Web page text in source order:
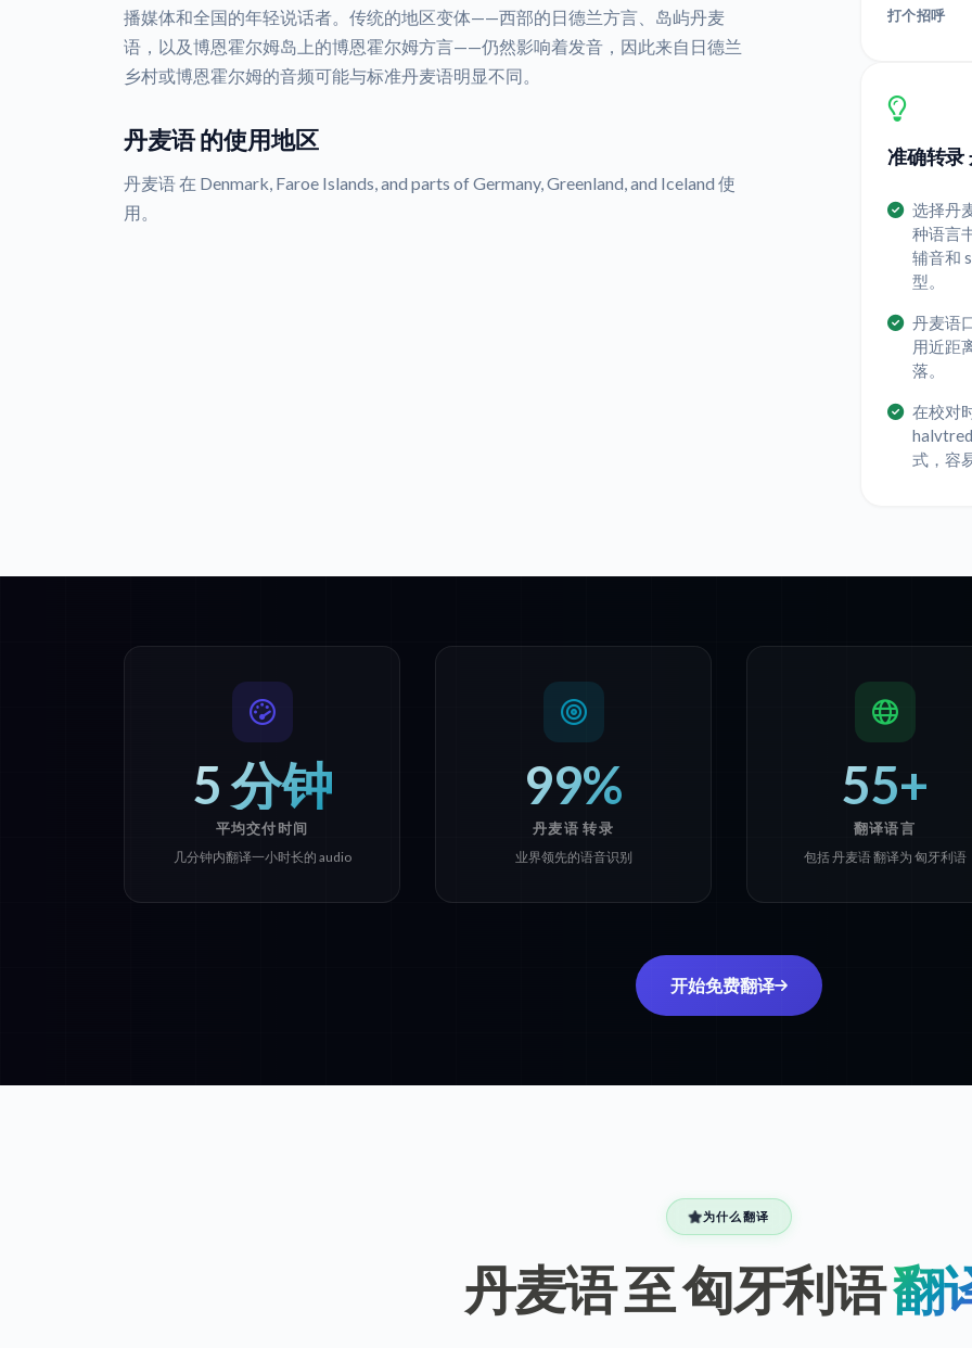
播媒体和全国的年轻说话者。传统的地区变体——西部的日德兰方言、岛屿丹麦
语，以及博恩霍尔姆岛上的博恩霍尔姆方言——仍然影响着发音，因此来自日德兰
乡村或博恩霍尔姆的音频可能与标准丹麦语明显不同。
丹麦语 的使用地区
丹麦语 在 Denmark, Faroe Islands, and parts of Germany, Greenland, and Iceland 使
用。
打个招呼
准确转录
选择丹
种语言
辅音和
型。
丹麦语
用近距
落。
在校对
式，容
5 分钟
平均交付时间
几分钟内翻译一小时长的 audio
99%
丹麦语 转录
业界领先的语音识别
55+
翻译语言
包括 丹麦语 翻译为 匈牙利语
开始免费翻译
为什么翻译
丹麦语 至 匈牙利语翻